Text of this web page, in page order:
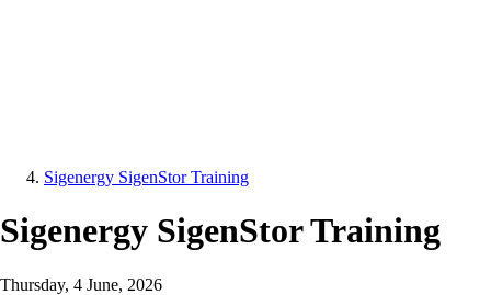
Sigenergy SigenStor Training
Sigenergy SigenStor Training
Thursday, 4 June, 2026